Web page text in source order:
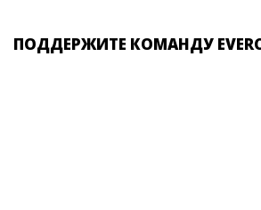
ПОДДЕРЖИТЕ КОМАНДУ